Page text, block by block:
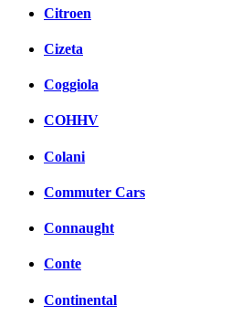
Citroen
Cizeta
Coggiola
COHHV
Colani
Commuter Cars
Connaught
Conte
Continental